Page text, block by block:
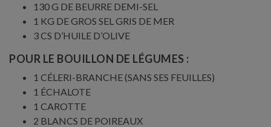
130 G DE BEURRE DEMI-SEL
1 KG DE GROS SEL GRIS DE MER
3 CS D’HUILE D’OLIVE
POUR LE BOUILLON DE LÉGUMES :
1 CÉLERI-BRANCHE (SANS SES FEUILLES)
1 ÉCHALOTE
1 CAROTTE
2 BLANCS DE POIREAUX